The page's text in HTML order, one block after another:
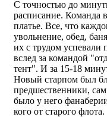
С точностью до
расписание. Команда
платье. Все, что
увольнение, обед,
их с трудом успевали
вслед за командой
тент". И за 15-18
Новый старпом был
предшественники,
было у него
кого от старого флота.